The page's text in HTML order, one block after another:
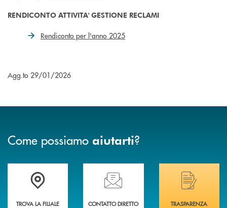
RENDICONTO ATTIVITA' GESTIONE RECLAMI
Rendiconto per l'anno 2025
Agg.to 29/01/2026
Come possiamo aiutarti?
Trova la filiale più vicina a Te
TROVA LA FILIALE
Hai bisogno di assistenza immediata?
CONTATTO DIRETTO
Hai bisogno di
TRASPARENZA